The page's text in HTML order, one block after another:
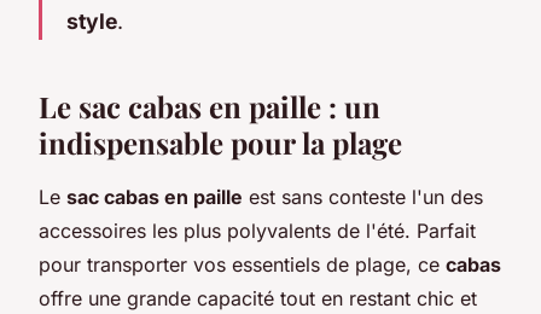
style.
Le sac cabas en paille : un
indispensable pour la plage
Le sac cabas en paille est sans conteste l'un des
accessoires les plus polyvalents de l'été. Parfait
pour transporter vos essentiels de plage, ce cabas
offre une grande capacité tout en restant chic et